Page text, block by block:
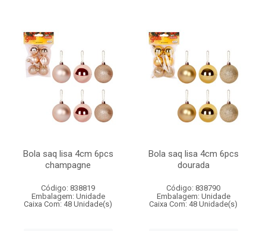
Bola saq lisa 4cm 6pcs
champagne
Código: 838819
Embalagem: Unidade
Caixa Com: 48 Unidade(s)
Bola saq lisa 4cm 6pcs
dourada
Código: 838790
Embalagem: Unidade
Caixa Com: 48 Unidade(s)